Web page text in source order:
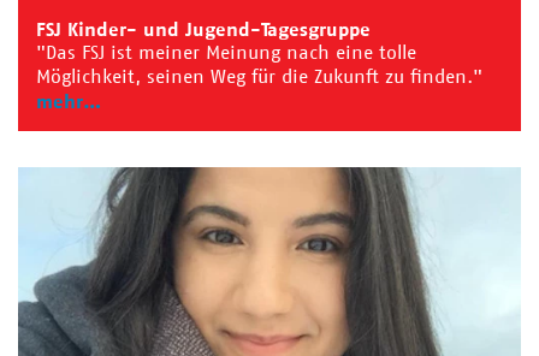
FSJ Kinder- und Jugend-Tagesgruppe
"Das FSJ ist meiner Meinung nach eine tolle
Möglichkeit, seinen Weg für die Zukunft zu finden."
mehr